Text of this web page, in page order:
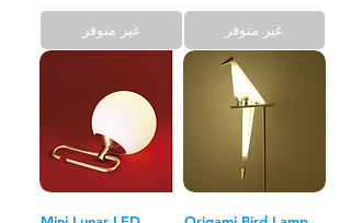
غير متوفر غير متوفر